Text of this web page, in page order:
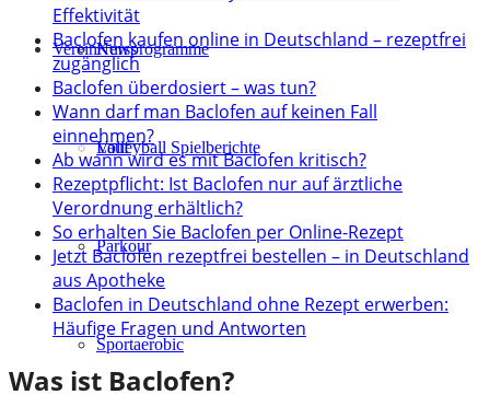
Kursprogramme
Lauf
Parkour
Sportaerobic
News
Volleyball Spielberichte
Verein
Effektivität
Baclofen kaufen online in Deutschland – rezeptfrei
zugänglich
Baclofen überdosiert – was tun?
Wann darf man Baclofen auf keinen Fall
einnehmen?
Ab wann wird es mit Baclofen kritisch?
Rezeptpflicht: Ist Baclofen nur auf ärztliche
Verordnung erhältlich?
So erhalten Sie Baclofen per Online-Rezept
Jetzt Baclofen rezeptfrei bestellen – in Deutschland
aus Apotheke
Baclofen in Deutschland ohne Rezept erwerben:
Häufige Fragen und Antworten
Was ist Baclofen?